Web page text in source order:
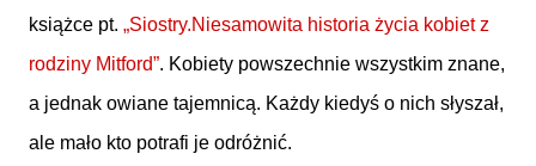
książce pt. „Siostry.Niesamowita historia życia kobiet z
rodziny Mitford”. Kobiety powszechnie wszystkim znane,
a jednak owiane tajemnicą. Każdy kiedyś o nich słyszał,
ale mało kto potrafi je odróżnić.